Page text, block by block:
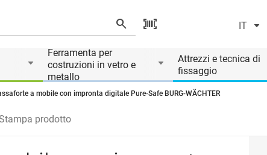
IT
Ferramenta per
costruzioni in vetro e
metallo
Attrezzi e tecnica di
fissaggio
a mobile con impronta digitale Pure-Safe BURG-WÄCHTER
prodotto